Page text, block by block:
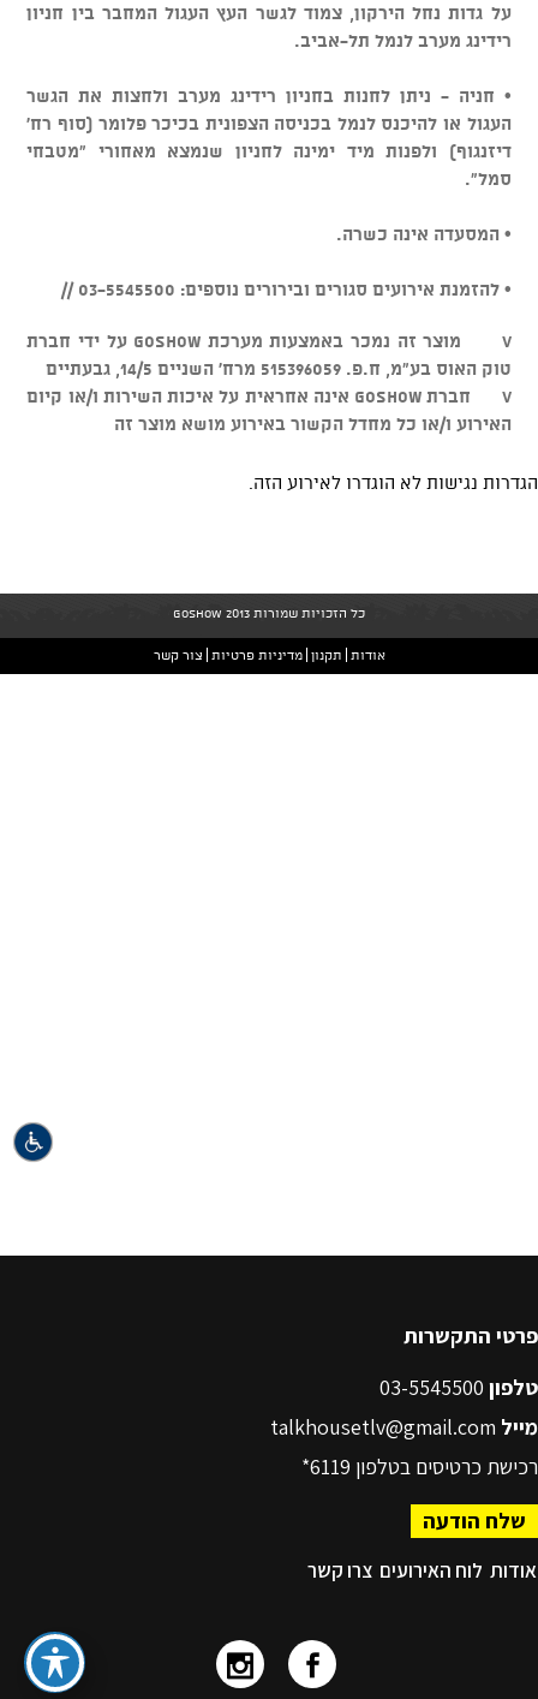
פרטי התקשרות
טלפון
מייל talkhousetlv@gmail.com
רכישת כרטיסים בטלפון 6119*
שלח הודעה
אודות לוח האירועים צרו קשר